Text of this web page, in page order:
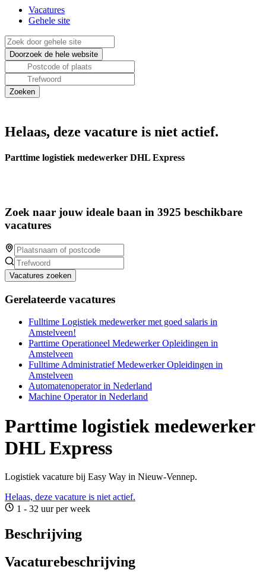
Vacatures
Gehele site
Helaas, deze vacature is niet actief.
Parttime logistiek medewerker DHL Express
Zoek naar jouw ideale baan in 3925 beschikbare
vacatures
Vacatures zoeken
Gerelateerde vacatures
Fulltime Logistiek medewerker met goed salaris in
Amstelveen!
Parttime Operationeel Medewerker Opleidingen in
Amstelveen
Fulltime Administratief Medewerker Opleidingen in
Amstelveen
Automatenoperator in Nederland
Machine Operator in Nederland
Parttime logistiek medewerker
DHL Express
Logistiek vacature bij Easy Way in Nieuw-Vennep.
Helaas, deze vacature is niet actief.
1 - 32 uur per week
Beschrijving
Vacaturebeschrijving